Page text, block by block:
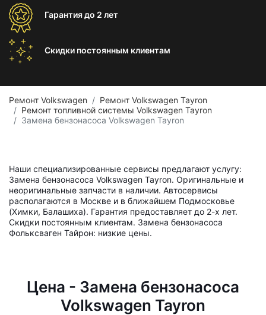
Гарантиядо 2 лет
Скидки постоянным клиентам
Ремонт Volkswagen
Ремонт Volkswagen Tayron
Ремонт топливной системы Volkswagen Tayron
Замена бензонасоса Volkswagen Tayron
Наши специализированные сервисы предлагают услугу:
Замена бензонасоса Volkswagen Tayron. Оригинальные и
неоригинальные запчасти в наличии. Автосервисы
располагаются в Москве и в ближайшем Подмосковье
(Химки, Балашиха). Гарантия предоставляет до 2-х лет.
Скидки постоянным клиентам. Замена бензонасоса
Фольксваген Тайрон: низкие цены.
Цена - Замена бензонасоса
Volkswagen Tayron